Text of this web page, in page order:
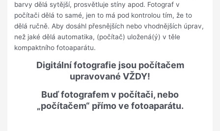
barvy dělá sytější, prosvětluje stíny apod. Fotograf v
počítači dělá to samé, jen to má pod kontrolou tím, že to
dělá ručně. Aby dosáhl přesnějších nebo vhodnějších úprav,
než jaké dělá automatika, (počítač) uložená(ý) v těle
kompaktního fotoaparátu.
Digitální fotografie jsou počítačem
upravované VŽDY!
Buď fotografem v počítači, nebo
„počítačem“ přímo ve fotoaparátu.